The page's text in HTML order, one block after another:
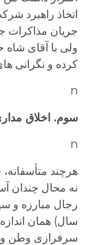
اتخاذ راهبرد
جریان مذاکرات
ولی با آقای شاه
کرده و نگرانی
n
سوم. اخلاق
n
هرچند
نه محال چندان
رجال مبارزه و
سال) همان
سرفرازی وطن و